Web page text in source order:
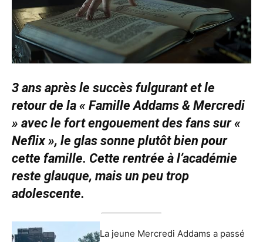
3 ans après le succès fulgurant et le
retour de la « Famille Addams & Mercredi
» avec le fort engouement des fans sur «
Neflix », le glas sonne plutôt bien pour
cette famille. Cette rentrée à l’académie
reste glauque, mais un peu trop
adolescente.
La jeune Mercredi Addams a passé